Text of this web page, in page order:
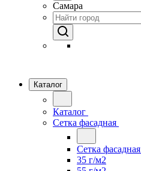
Самара
Каталог
Каталог
Сетка фасадная
Сетка фасадная
35 г/м2